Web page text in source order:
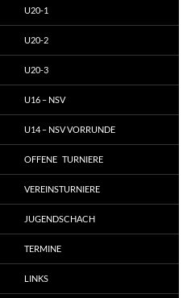
U20-1
U20-2
U20-3
U16 – NSV
U14 – NSV VORRUNDE
OFFENE TURNIERE
VEREINSTURNIERE
JUGENDSCHACH
TERMINE
LINKS